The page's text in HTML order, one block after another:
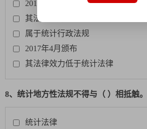
2015年12月修订
其法律效力高于统计地方性法规
属于统计行政法规
2017年4月颁布
其法律效力低于统计法律
8、统计地方性法规不得与（ ）相抵触。
统计法律